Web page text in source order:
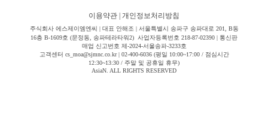
이용약관 개인정보처리방침
주식회사 에스제이엠엔씨 | 대표 안해조 | 서울특별시 송파구 송파대로 201, B동
16층 B-1609호 (문정동, 송파테라타워2) 사업자등록번호 218-87-02390 | 통신판
매업 신고번호 제-2024-서울송파-3233호
고객센터 cs_moa@sjmnc.co.kr | 02-400-6036 (평일 10:00~17:00 / 점심시간
12:30~13:30 / 주말 및 공휴일 휴무)
AsiaN. ALL RIGHTS RESERVED